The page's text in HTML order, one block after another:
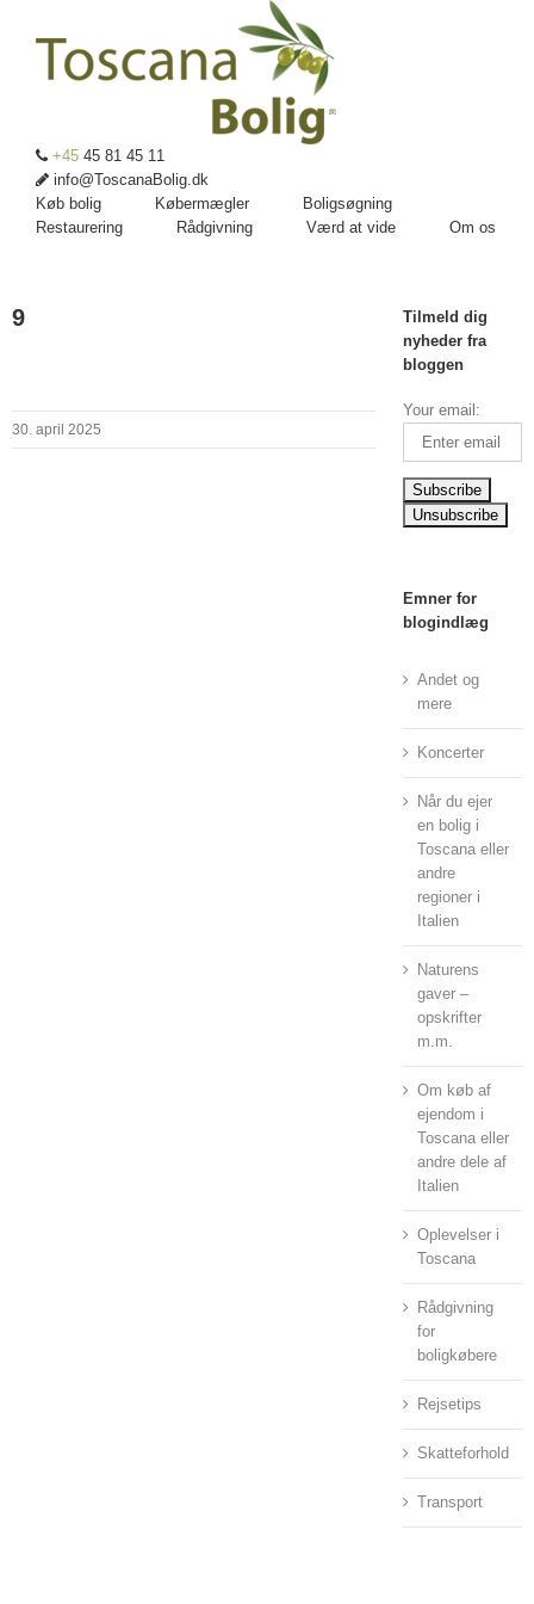
+45 45 81 45 11
info@ToscanaBolig.dk
Køb bolig
Købermægler
Boligsøgning
Restaurering
Rådgivning Værd at vide Om os
9
30. april 2025
Tilmeld dig
nyheder fra
bloggen
Your email:
Emner for
blogindlæg
Andet og
mere
Koncerter
Når du ejer
en bolig i
Toscana eller
andre
regioner i
Italien
Naturens
gaver –
opskrifter
m.m.
Om køb af
ejendom i
Toscana eller
andre dele af
Italien
Oplevelser i
Toscana
Rådgivning
for
boligkøbere
Rejsetips
Skatteforhold
Transport